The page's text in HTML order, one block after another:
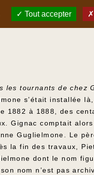
les tournants de chez
s’était installée
à 1888, des
Gignac comptait
Guglielmone. Le
la fin des travaux,
dont le nom
nom n’est pas
Tout accepter